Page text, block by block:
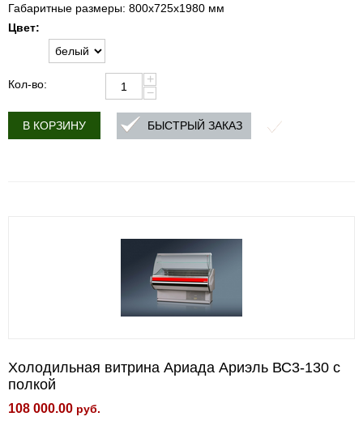
Габаритные размеры: 800x725x1980 мм
Цвет:
Кол-во:
+
−
В КОРЗИНУ БЫСТРЫЙ ЗАКАЗ
Холодильная витрина Ариада Ариэль ВС3-130 с
полкой
108 000.00 руб.